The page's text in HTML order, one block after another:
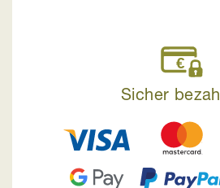
Sicher